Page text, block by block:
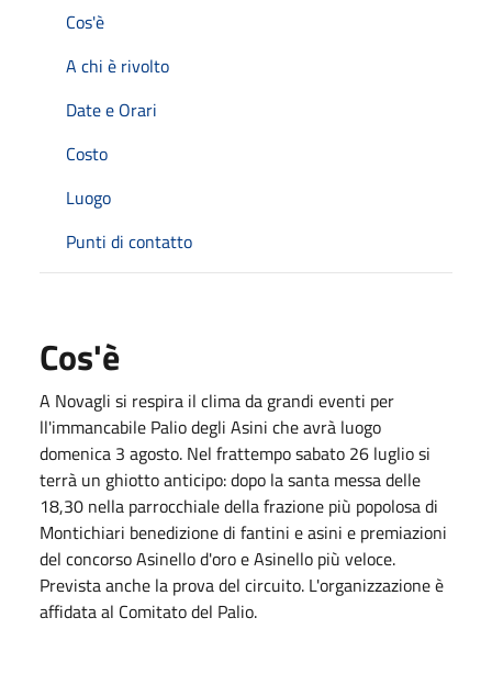
Cos'è
A chi è rivolto
Date e Orari
Costo
Luogo
Punti di contatto
Cos'è
A Novagli si respira il clima da grandi eventi per
ll'immancabile Palio degli Asini che avrà luogo
domenica 3 agosto. Nel frattempo sabato 26 luglio si
terrà un ghiotto anticipo: dopo la santa messa delle
18,30 nella parrocchiale della frazione più popolosa di
Montichiari benedizione di fantini e asini e premiazioni
del concorso Asinello d'oro e Asinello più veloce.
Prevista anche la prova del circuito. L'organizzazione è
affidata al Comitato del Palio.